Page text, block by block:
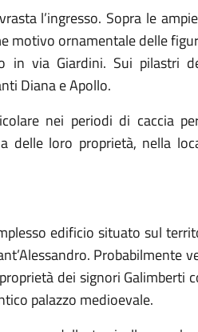
l’ingresso. Sopra le
motivo ornamentale delle
in via Giardini. Sui pilastri
Diana e Apollo.
nei periodi di caccia
delle loro proprietà, nella
edificio situato sul
Probabilmente
dei signori Galimberti
palazzo medioevale.